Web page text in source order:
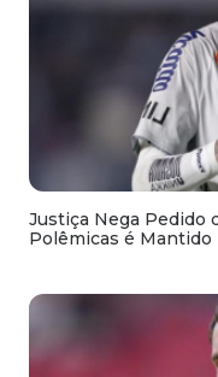
Justiça Nega Pedido
Polêmicas é Mantido